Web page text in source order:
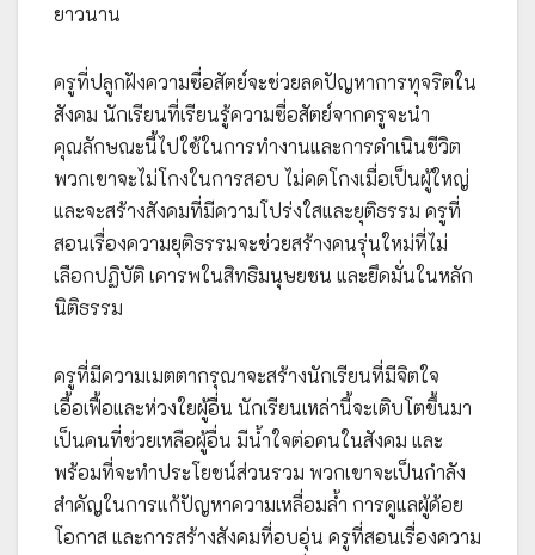
ยาวนาน
ครูที่ปลูกฝังความซื่อสัตย์จะช่วยลดปัญหาการทุจริตใน
สังคม นักเรียนที่เรียนรู้ความซื่อสัตย์จากครูจะนำ
คุณลักษณะนี้ไปใช้ในการทำงานและการดำเนินชีวิต
พวกเขาจะไม่โกงในการสอบ ไม่คดโกงเมื่อเป็นผู้ใหญ่
และจะสร้างสังคมที่มีความโปร่งใสและยุติธรรม ครูที่
สอนเรื่องความยุติธรรมจะช่วยสร้างคนรุ่นใหม่ที่ไม่
เลือกปฏิบัติ เคารพในสิทธิมนุษยชน และยึดมั่นในหลัก
นิติธรรม
ครูที่มีความเมตตากรุณาจะสร้างนักเรียนที่มีจิตใจ
เอื้อเฟื้อและห่วงใยผู้อื่น นักเรียนเหล่านี้จะเติบโตขึ้นมา
เป็นคนที่ช่วยเหลือผู้อื่น มีน้ำใจต่อคนในสังคม และ
พร้อมที่จะทำประโยชน์ส่วนรวม พวกเขาจะเป็นกำลัง
สำคัญในการแก้ปัญหาความเหลื่อมล้ำ การดูแลผู้ด้อย
โอกาส และการสร้างสังคมที่อบอุ่น ครูที่สอนเรื่องความ